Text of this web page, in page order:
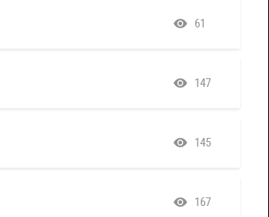
61
147
145
167